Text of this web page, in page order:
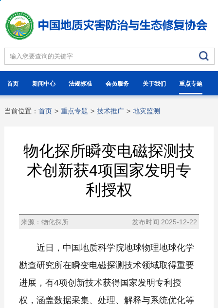
首页 新闻中心 法规标准 会员服务 关于我们 重点专题
当前位置： 首页 > 重点专题 > 技术推广 > 地灾监测
物化探所瞬变电磁探测技
术创新获4项国家发明专
利授权
来源：物化探所 发布时间 2025-12-22
近日，中国地质科学院地球物理地球化学
勘查研究所在瞬变电磁探测技术领域取得重要
进展，有4项创新技术获得国家发明专利授
权，涵盖数据采集、处理、解释与系统优化等